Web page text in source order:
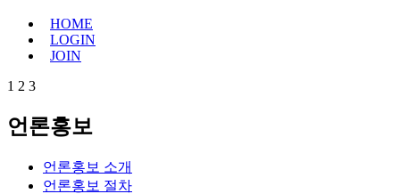
HOME
LOGIN
JOIN
1 2 3
언론홍보
언론홍보 소개
언론홍보 절차